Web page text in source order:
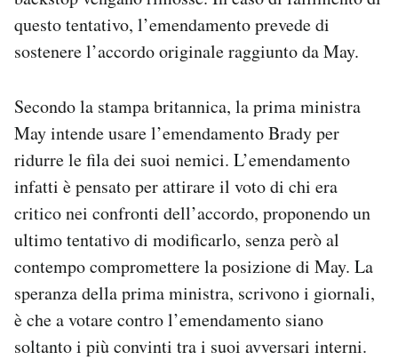
questo tentativo, l’emendamento prevede di
sostenere l’accordo originale raggiunto da May.
Secondo la stampa britannica, la prima ministra
May intende usare l’emendamento Brady per
ridurre le fila dei suoi nemici. L’emendamento
infatti è pensato per attirare il voto di chi era
critico nei confronti dell’accordo, proponendo un
ultimo tentativo di modificarlo, senza però al
contempo compromettere la posizione di May. La
speranza della prima ministra, scrivono i giornali,
è che a votare contro l’emendamento siano
soltanto i più convinti tra i suoi avversari interni.